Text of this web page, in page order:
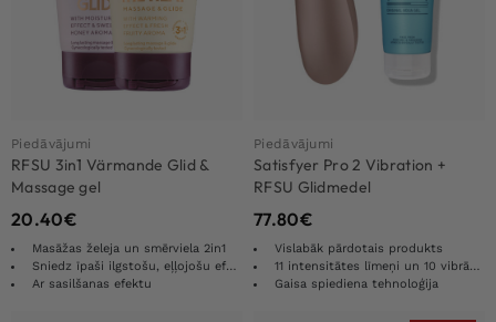
Piedāvājumi
RFSU 3in1 Värmande Glid &
Massage gel
20.40€
Masāžas želeja un smērviela 2in1
Sniedz īpaši ilgstošu, eļļojošu efektu
Ar sasilšanas efektu
Piedāvājumi
Satisfyer Pro 2 Vibration +
RFSU Glidmedel
77.80€
Vislabāk pārdotais produkts
11 intensitātes līmeņi un 10 vibrācijas funkcijas
Gaisa spiediena tehnoloģija